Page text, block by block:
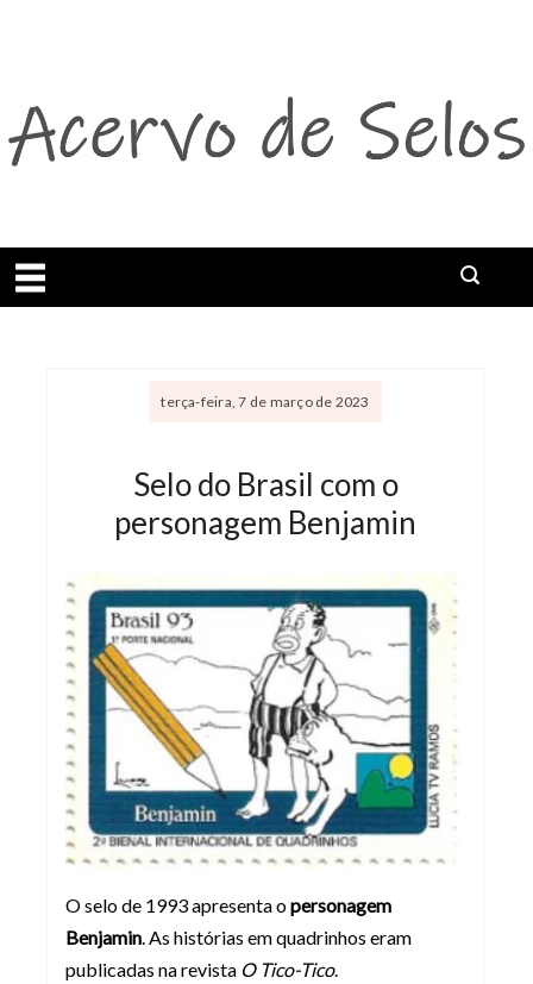
Abrir menu
terça-feira, 7 de março de 2023
Selo do Brasil com o
personagem Benjamin
O selo de 1993 apresenta opersonagem
Benjamin. As histórias em quadrinhos eram
publicadas na revista O Tico-Tico.